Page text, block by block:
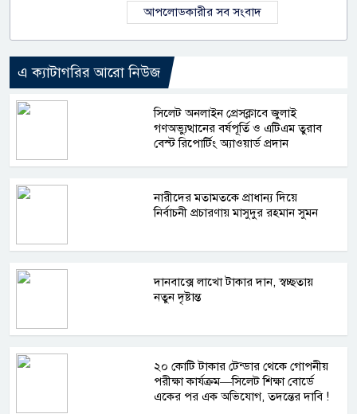
আপলোডকারীর সব সংবাদ
এ ক্যাটাগরির আরো নিউজ
সিলেট অনলাইন প্রেসক্লাবে জুলাই
গণঅভ্যুত্থানের বর্ষপূর্তি ও এটিএম তুরাব
বেস্ট রিপোর্টিং অ্যাওয়ার্ড প্রদান
নারীদের মতামতকে প্রাধান্য দিয়ে
নির্বাচনী প্রচারণায় মাসুদুর রহমান সুমন
দানবাক্সে লাখো টাকার দান, স্বচ্ছতায়
নতুন দৃষ্টান্ত
২০ কোটি টাকার টেন্ডার থেকে গোপনীয়
পরীক্ষা কার্যক্রম—সিলেট শিক্ষা বোর্ডে
একের পর এক অভিযোগ, তদন্তের দাবি !